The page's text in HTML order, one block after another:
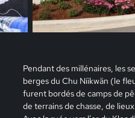
Pendant des millénaires, les
berges du Chu Níikwän (le
furent bordés de camps de
de terrains de chasse, de